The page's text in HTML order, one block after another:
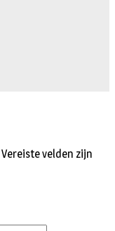
Vereiste velden zijn